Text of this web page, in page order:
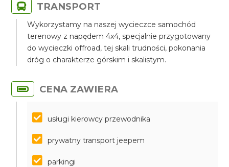
TRANSPORT
Wykorzystamy na naszej wycieczce samochód
terenowy z napędem 4x4, specjalnie przygotowany
do wycieczki offroad, tej skali trudności, pokonania
dróg o charakterze górskim i skalistym.
CENA ZAWIERA
usługi kierowcy przewodnika
prywatny transport jeepem
parkingi